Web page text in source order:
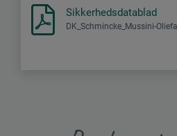
Sikkerhedsdatablad
DK_Schmincke_Mussini-